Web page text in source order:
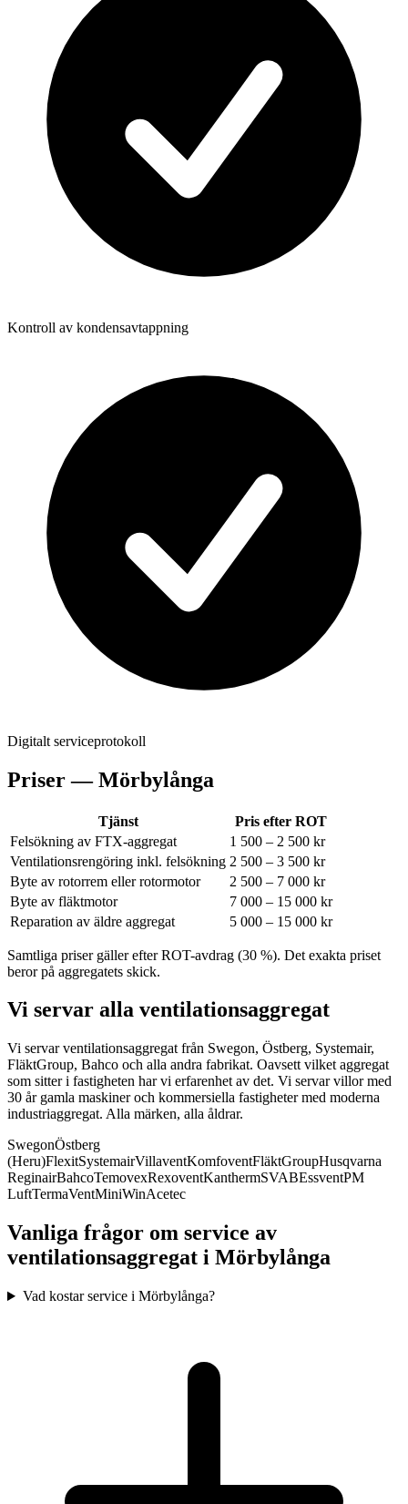
Kontroll av kondensavtappning
Digitalt serviceprotokoll
Priser —Mörbylånga
Tjänst
Pris efter ROT
Felsökning av FTX-aggregat
1 500 – 2 500 kr
Ventilationsrengöring inkl. felsökning 2 500 – 3 500 kr
Byte av rotorrem eller rotormotor
2 500 – 7 000 kr
Byte av fläktmotor
7 000 – 15 000 kr
Reparation av äldre aggregat
5 000 – 15 000 kr
Samtliga priser gäller efter ROT-avdrag (30 %). Det exakta priset
beror på aggregatets skick.
Vi servar alla ventilationsaggregat
Vi servar ventilationsaggregat från Swegon, Östberg, Systemair,
FläktGroup, Bahco och alla andra fabrikat. Oavsett vilket aggregat
som sitter i fastigheten har vi erfarenhet av det. Vi servar villor med
30 år gamla maskiner och kommersiella fastigheter med moderna
industriaggregat. Alla märken, alla åldrar.
SwegonÖstberg
(Heru)FlexitSystemairVillaventKomfoventFläktGroupHusqvarna
ReginairBahcoTemovexRexoventKanthermSVABEssventPM
LuftTermaVentMiniWinAcetec
Vanliga frågor om service av
ventilationsaggregat i Mörbylånga
Vad kostar service i Mörbylånga?